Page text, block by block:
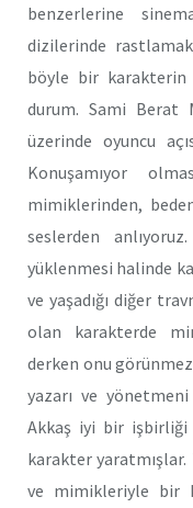
benzerlerine
dizilerinde
böyle bir karakterin
durum. Sami Berat
üzerinde oyuncu
Konuşamıyor
mimiklerinden,
seslerden
yüklenmesi halinde
ve yaşadığı diğer
olan karakterde
derken onu
yazarı ve
Akkaş iyi bir işbirliği
karakter
ve mimikleriyle bir